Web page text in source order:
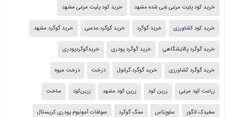
خرید کود پلیت مرغی غنی شده مشهد خرید کود پلیت مرغی مشهد
خرید کود کشاورزی خرید گوگرد خرید گوگرد عدسی خرید گوگرد مشهد
خرید گوگرد پالایشگاهی خرید گوگرد پودری خریدگوگردپودری
خرید گوگرد کشاورزی خرید گوگرد گرانول درخت درخت میوه
زراعت کود مرغی زرین کود زرین کود مشهد زرین‌کود ساخت
سفیدک انگور سلوپتاس سنگ گوگرد سولفات آمونیوم پودری کریستال